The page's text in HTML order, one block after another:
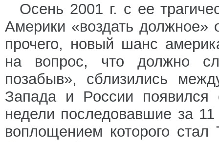
Осень 2001 г. с ее
Америки «воздать должное»
прочего, новый шанс
на вопрос, что должно
позабыв», сблизились
Запада и России появился
недели последовавшие за
воплощением которого